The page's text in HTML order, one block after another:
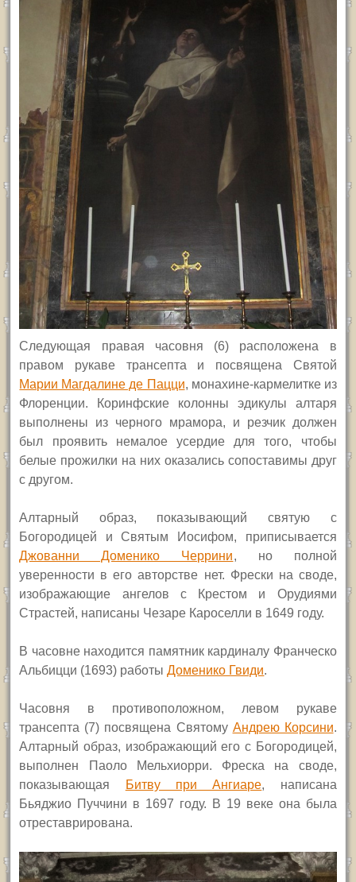
Следующая правая часовня (6) расположена в
правом рукаве трансепта и посвящена Святой
Марии Магдалине де Пацци, монахине-кармелитке из
Флоренции. Коринфские колонны эдикулы алтаря
выполнены из черного мрамора, и резчик должен
был проявить немалое усердие длятого, чтобы
белые прожилки на них оказались сопоставимы друг
с другом.
Алтарный образ, показывающий святую с
Богородицей и Святым Иосифом, приписывается
Джованни Доменико Черрини, но полной
уверенности в его авторстве нет. Фрески на своде,
изображающие ангелов с Крестом и Орудиями
Страстей, написаны Чезаре Кароселли в 1649 году.
В часовне находится памятник кардиналу Франческо
Альбицци (1693) работыДоменико Гвиди.
Часовня в противоположном, левом рукаве
трансепта (7) посвящена Святому Андрею Корсини.
Алтарный образ, изображающий его с Богородицей,
выполнен Паоло Мельхиорри. Фреска на своде,
показывающая
Битву при Ангиаре, написана
Бьяджио Пуччини в 1697 году. В 19 веке она была
отреставрирована.